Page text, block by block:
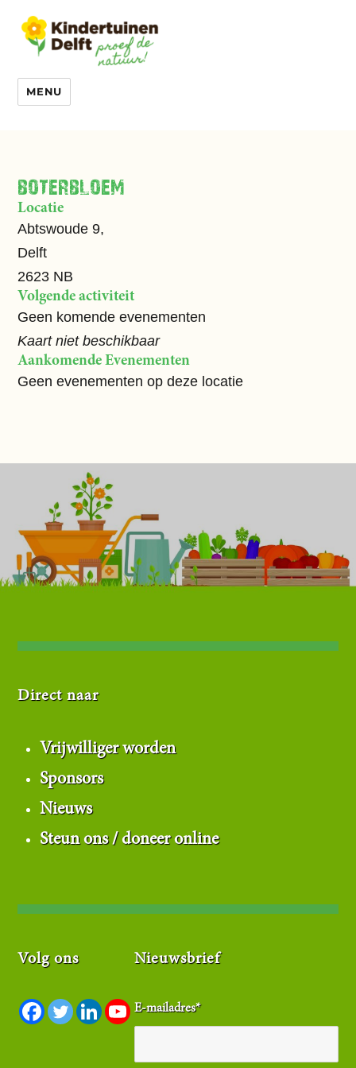
MENU
boterbloem
Locatie
Abtswoude 9,
Delft
2623 NB
Volgende activiteit
Geen komende evenementen
Kaart niet beschikbaar
Aankomende Evenementen
Geen evenementen op deze locatie
Direct naar
Vrijwilliger worden
Sponsors
Nieuws
Steun ons / doneer online
Volg ons Nieuwsbrief
E-mailadres*